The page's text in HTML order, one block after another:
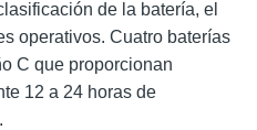
de la batería, el
operativos. Cuatro baterías
C que proporcionan
12 a 24 horas de